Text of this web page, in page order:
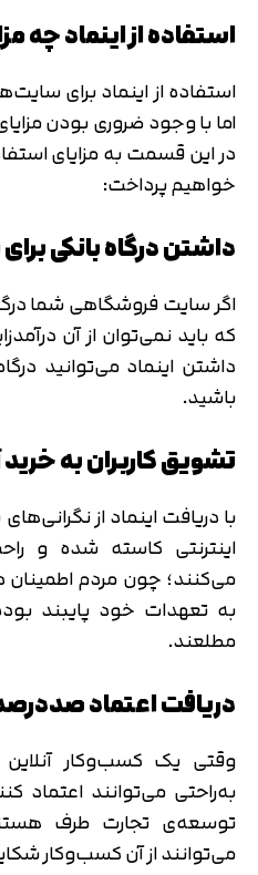
استفاده از اینماد چه
استفاده از اینماد برای
اما با وجود ضروری بودن
در این قسمت به مزایای
خواهیم پرداخت:
داشتن درگاه‌ بانکی
اگر سایت‌ فروشگاهی شما
که باید نمی‌توان از آن
داشتن اینماد می‌توانید
باشید.
تشویق کاربران به خرید
با دریافت اینماد از
اینترنتی کاسته‌ شده و
می‌کنند؛ چون مردم اطمینان
به تعهدات خود پایبند
مطلعند.
دریافت اعتماد
وقتی یک کسب‌وکار آنلاین
به‌راحتی می‌توانند اعتماد
توسعه‌ی تجارت طرف
می‌توانند از آن کسب‌وکار